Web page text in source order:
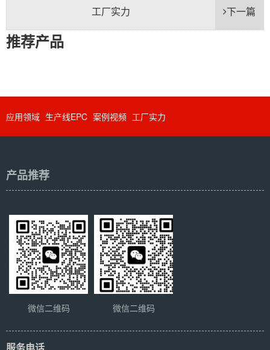
下一篇
工厂实力
推荐产品
应用领域 生产线EPC 案例视频 工厂实力
产品推荐
微信二维码 微信二维码